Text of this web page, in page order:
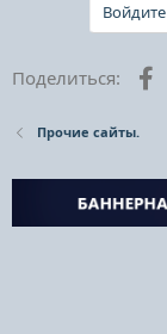
Поделиться:
Прочие сайты.